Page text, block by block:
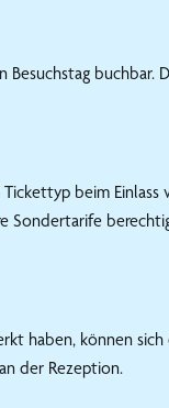
beim
haben, können
der Rezeption.